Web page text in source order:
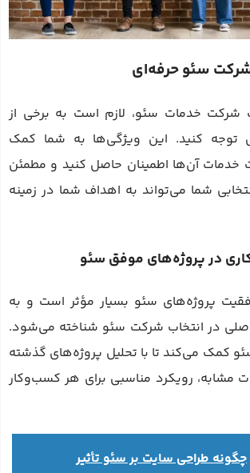
سئو حرفه‌ای
شرکت خدمات سئو، لازم است به برخی از
توجه کنید. این ویژگی‌ها به شما کمک
خدمات آن‌ها اطمینان حاصل کنید و مطمئن
شما می‌تواند به اهداف شما در زمینه
پروژه‌های سئو بسیار مؤثر است و به
در انتخاب شرکت سئو شناخته می‌شود.
کمک می‌کند تا با تحلیل پروژه‌های گذشته
مشابه، رویکرد مناسبی برای هر کسب‌وکار
چگونه طراحی سایت بر سئو تأثیر